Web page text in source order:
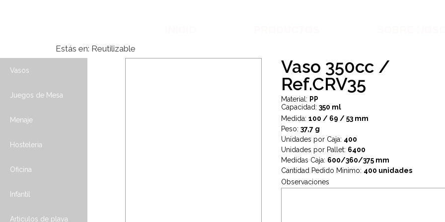
Estás en: Reutilizable
Vasos
Juegos de Mesa
Menaje
Hosteleria
Oficina
Infantil
Articulos de playa
Vaso 350cc /
Ref.CRV35
Material: PP
Capacidad: 350 ml
Medida: 100 / 69 / 53 mm
Peso: 37,7 g
Unidades por Caja: 400
Unidades por Pallet: 6400
Medidas Caja: 600/360/375 mm
Cantidad Pedido Minimo: 400 unidades
Observaciones